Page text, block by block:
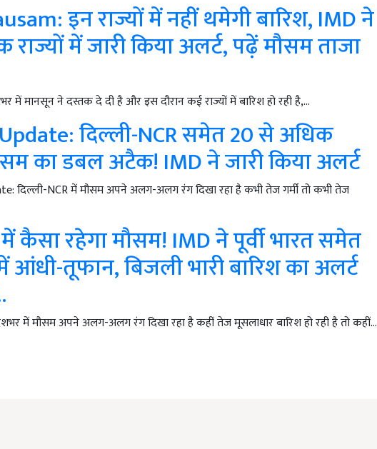
इन राज्यों में नहीं थमेगी बारिश, IMD ने
में जारी किया अलर्ट, पढ़ें मौसम ताजा
में मानसून ने दस्तक दे दी है और इस दौरान कई राज्यों में बारिश हो रही है,…
दिल्ली-NCR समेत 20 से अधिक
का डबल अटैक! IMD ने जारी किया अलर्ट
दिल्ली-NCR में मौसम अपने अलग-अलग रंग दिखा रहा है कभी तेज गर्मी तो कभी तेज
में कैसा रहेगा मौसम! IMD ने पूर्वी भारत समेत
आंधी-तूफान, बिजली भारी बारिश का अलर्ट
में मौसम अपने अलग-अलग रंग दिखा रहा है कहीं तेज मूसलाधार बारिश हो रही है तो कहीं…